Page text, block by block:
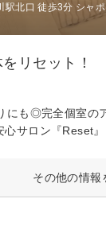
駅北口 徒歩3分 シャ
リセット！
にも◎完全個室
サロン『Reset』
その他の情報